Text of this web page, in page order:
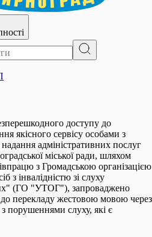
доступу до
якісного сервісу особами з
адміністративних послуг
міської ради, шляхом
з Громадською організацією
з інвалідністю зі слуху
(ГО "УТОГ"), запроваджено
перекладу жестовою мовою через
з порушеннями слуху, які є